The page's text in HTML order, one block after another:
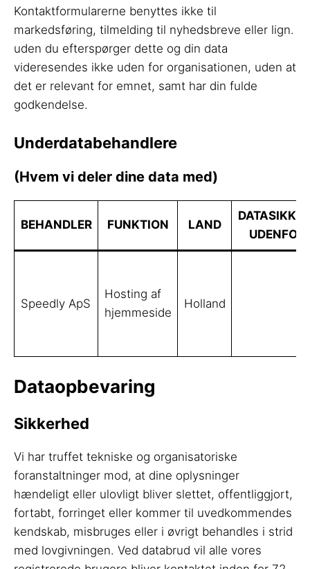
Kontaktformularerne benyttes ikke til
markedsføring, tilmelding til nyhedsbreve eller lign.
uden du efterspørger dette og din data
videresendes ikke uden for organisationen, uden at
det er relevant for emnet, samt har din fulde
godkendelse.
Underdatabehandlere
(Hvem vi deler dine data med)
BEHANDLER FUNKTION LAND
UDENFOR
Speedly ApS
Hosting af
hjemmeside
Holland
Dataopbevaring
Sikkerhed
Vi har truffet tekniske og organisatoriske
foranstaltninger mod, at dine oplysninger
hændeligt eller ulovligt bliver slettet, offentliggjort,
fortabt, forringet eller kommer til uvedkommendes
kendskab, misbruges eller i øvrigt behandles i strid
med lovgivningen. Ved databrud vil alle vores